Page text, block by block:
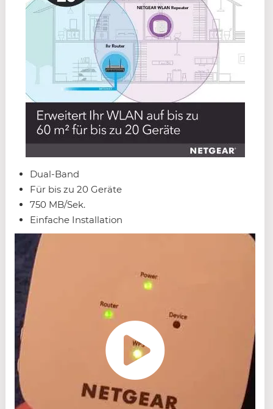
Dual-Band
Für bis zu 20 Geräte
750 MB/Sek.
Einfache Installation